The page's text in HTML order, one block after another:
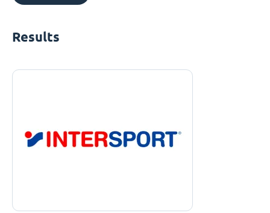
Results